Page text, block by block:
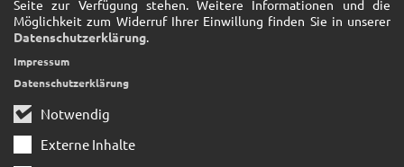
Seite zur Verfügung stehen. Weitere Informationen und die
Möglichkeit zum Widerruf Ihrer Einwillung finden Sie in unserer
Datenschutzerklärung.
Notwendig
Externe Inhalte
Impressum
Datenschutzerklärung